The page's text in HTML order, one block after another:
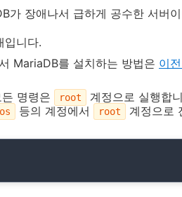
가 장애나서 급하게 공수한 서버
입니다.
MariaDB를 설치하는 방법은 이
명령은 root
계정으로 실행합
등의 계정에서 root 계정으로